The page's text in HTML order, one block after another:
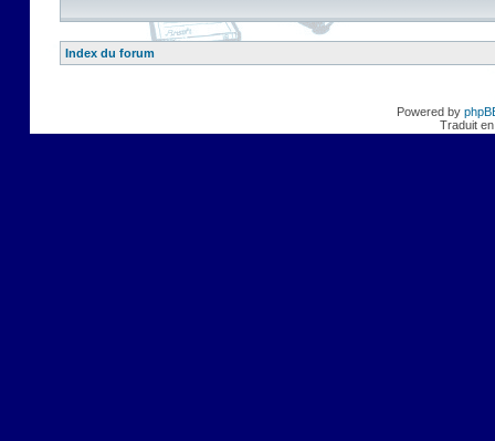
Index du forum
Powered by
Traduit